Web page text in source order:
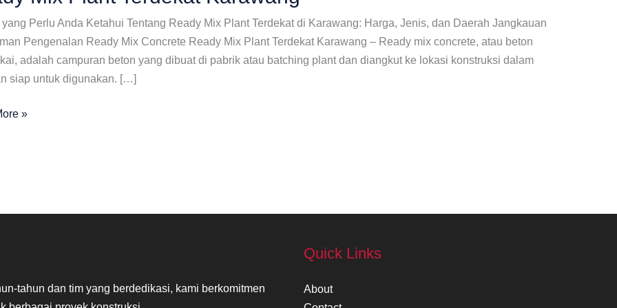
Perlu Anda Ketahui Tentang Ready Mix Plant Terdekat di Karawang: Harga, Jenis, dan Daerah Jangkauan
Pengenalan Ready Mix Concrete Ready Mix Plant Terdekat Karawang – Ready mix concrete, atau beton
adalah campuran beton yang dibuat di pabrik atau batching plant dan diangkut ke lokasi konstruksi dalam
siap untuk digunakan. […]
»
tahun dan tim yang berdedikasi, kami berkomitmen
Quick Links
About